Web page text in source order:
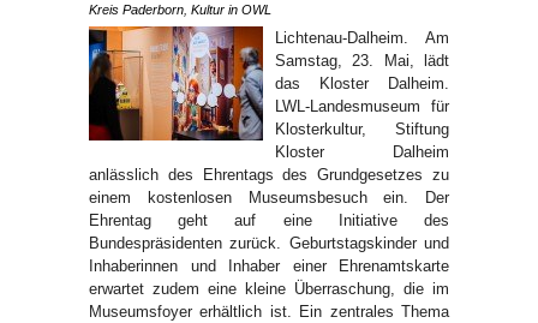
Kreis Paderborn Kultur in OWL
Lichtenau-Dalheim. Am
Samstag, 23. Mai, lädt
das Kloster Dalheim.
LWL-Landesmuseum für
Klosterkultur, Stiftung
Kloster Dalheim
anlässlich des Ehrentags des Grundgesetzes zu
einem kostenlosen Museumsbesuch ein. Der
Ehrentag geht auf eine Initiative des
Bundespräsidenten zurück. Geburtstagskinder und
Inhaberinnen und Inhaber einer Ehrenamtskarte
erwartet zudem eine kleine Überraschung, die im
Museumsfoyer erhältlich ist. Ein zentrales Thema